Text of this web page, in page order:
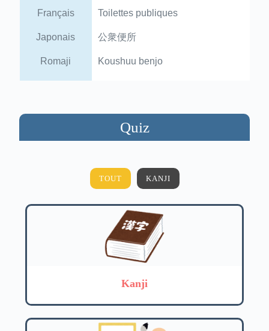
Français Toilettes publiques
Japonais 公衆便所
Romaji Koushuu benjo
Quiz
TOUT KANJI
Kanji